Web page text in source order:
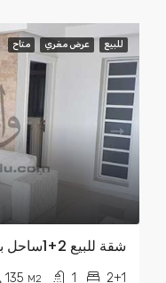
للبيع عرض مغري متاح
شقة للبيع 2+1ساحل بحرUSD165,000
2+1
1
135 M2